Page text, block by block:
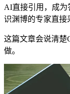
AI直接引用，成为
识渊博的专家直接
这篇文章会说清楚
做。